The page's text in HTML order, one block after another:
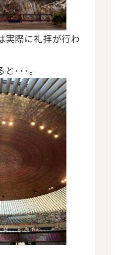
実際に礼拝が行わ
･･･。